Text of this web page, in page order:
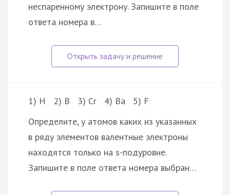
неспаренному электрону. Запишите в поле
ответа номера в…
1) H 2) B 3) Cr 4) Ba 5) F
Определите, у атомов каких из указанных
в ряду элементов валентные электроны
находятся только на s-подуровне.
Запишите в поле ответа номера выбран…